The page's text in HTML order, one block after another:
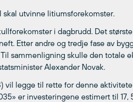
skal utvinne litiumsforekomster.
i dagbrudd. Det
Etter andre og tredje fase av
sammenligning skulle den totale
Alexander Novak.
vil legge til rette for denne
er investeringene estimert til